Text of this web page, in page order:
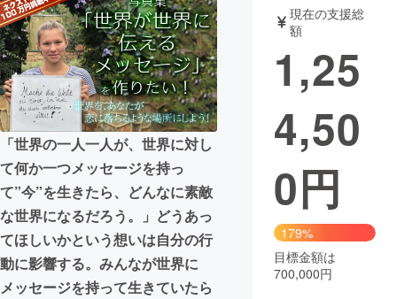
アート・写真 音楽
テクノロジー・ガジェット ゲーム・サ
映像・映画
ビジネス・起業
まちづくり・地域活性化
CAMPFIRE for Social Good
CAMPFIRE Creation
CAMPFIREふるさと納税machi-ya コミュニティ
「世界の一人一人が、世界に対し
て何か一つメッセージを持っ
て”今”を生きたら、どんなに素敵
な世界になるだろう。」どうあっ
てほしいかという想いは自分の行
動に影響する。みんなが世界に
メッセージを持って生きていたら
現在の支援総
額
1,25
4,50
0円
179%
目標金額は
700,000円